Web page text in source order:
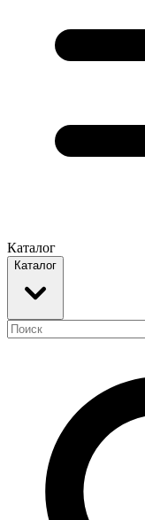
Каталог
Каталог